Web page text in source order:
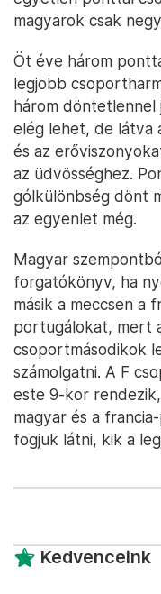
magyarok csak
Öt éve három
legjobb
három döntetlennel
elég lehet, de látva
és az
az üdvösséghez.
gólkülönbség dönt
az egyenlet még.
Magyar
forgatókönyv, ha
másik a meccsen a
portugálokat, mert
csoportmásodikok
számolgatni. A F
este 9-kor
magyar és a
fogjuk látni, kik a
Kedvenceink